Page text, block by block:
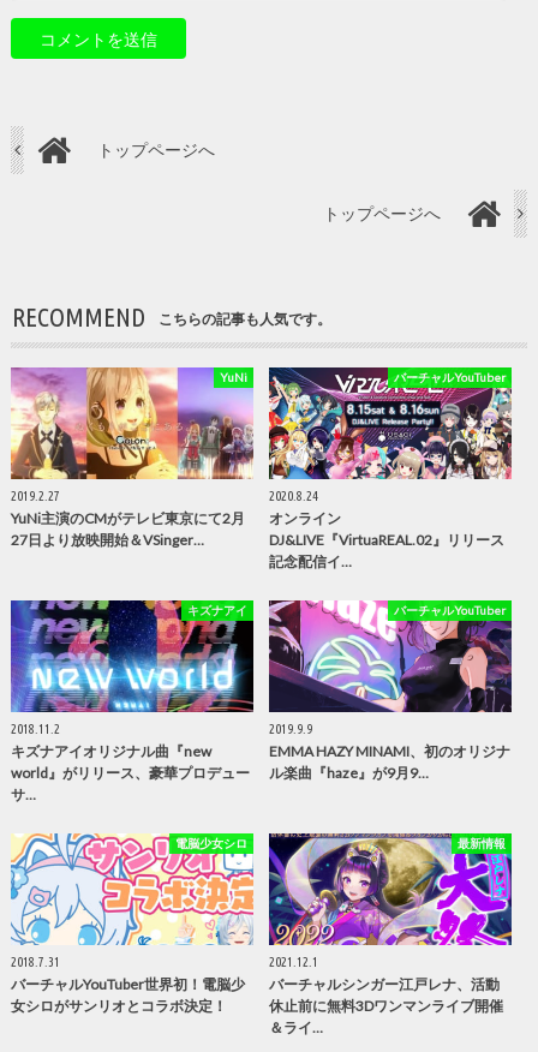
トップページへ
トップページへ
RECOMMEND こちらの記事も人気です。
YuNi
2019.2.27
YuNi主演のCMがテレビ東京にて2月
27日より放映開始＆VSinger…
バーチャルYouTuber
2020.8.24
オンライン
DJ&LIVE『VirtuaREAL.02』リリース
記念配信イ…
キズナアイ
2018.11.2
キズナアイオリジナル曲『new
world』がリリース、豪華プロデュー
サ…
バーチャルYouTuber
2019.9.9
EMMA HAZY MINAMI、初のオリジナ
ル楽曲『haze』が9月9…
電脳少女シロ
2018.7.31
バーチャルYouTuber世界初！電脳少
女シロがサンリオとコラボ決定！
最新情報
2021.12.1
バーチャルシンガー江戸レナ、活動
休止前に無料3Dワンマンライブ開催
＆ライ…